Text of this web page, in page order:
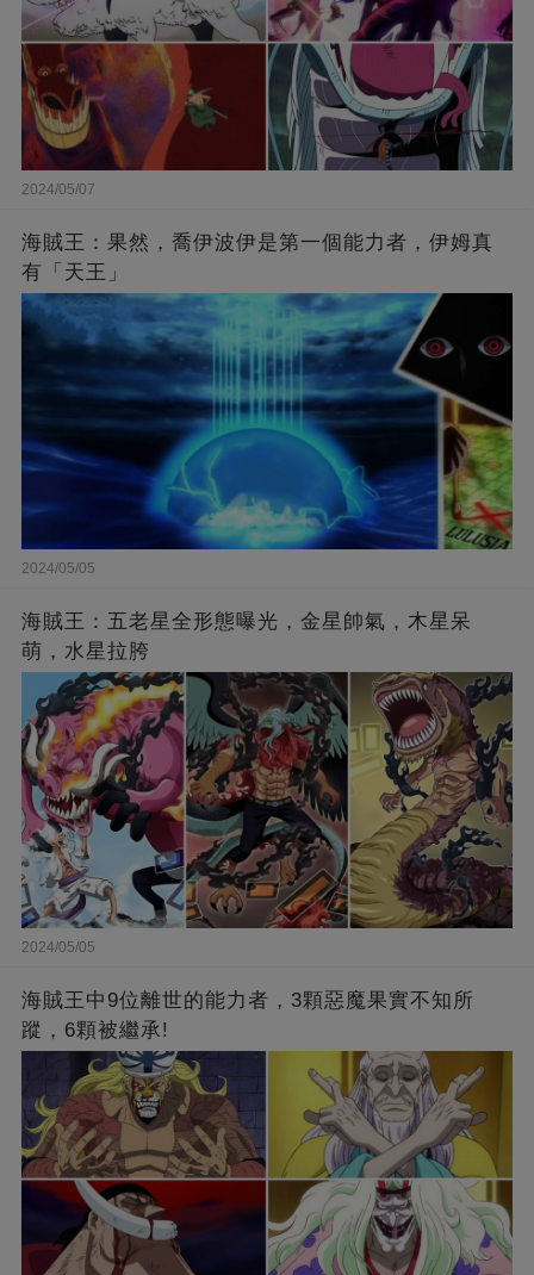
2024/05/07
海賊王：果然，喬伊波伊是第一個能力者，伊姆真
有「天王」
2024/05/05
海賊王：五老星全形態曝光，金星帥氣，木星呆
萌，水星拉胯
2024/05/05
海賊王中9位離世的能力者，3顆惡魔果實不知所
蹤，6顆被繼承!